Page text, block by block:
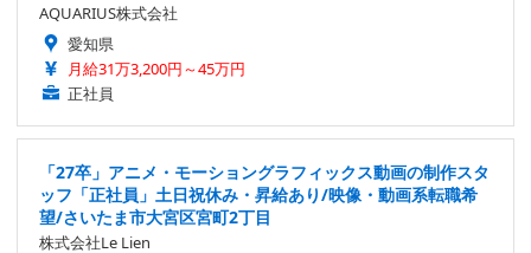
AQUARIUS株式会社
愛知県
月給31万3,200円～45万円
正社員
「27卒」アニメ・モーショングラフィックス動画の制作スタ
ッフ「正社員」土日祝休み・昇給あり/映像・動画系転職希
望/さいたま市大宮区宮町2丁目
株式会社Le Lien